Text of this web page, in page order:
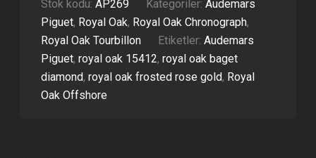
CLONE
ETA
ADET
Stok kodu:AP269 Kategoriler:Audemars
Piguet, Royal Oak, Royal Oak Chronograph,
Royal Oak Tourbillon
Etiketler:Audemars
Piguet,royal oak 15412,royal oak baget
diamond,royal oak frosted rose gold, Royal
Oak Offshore